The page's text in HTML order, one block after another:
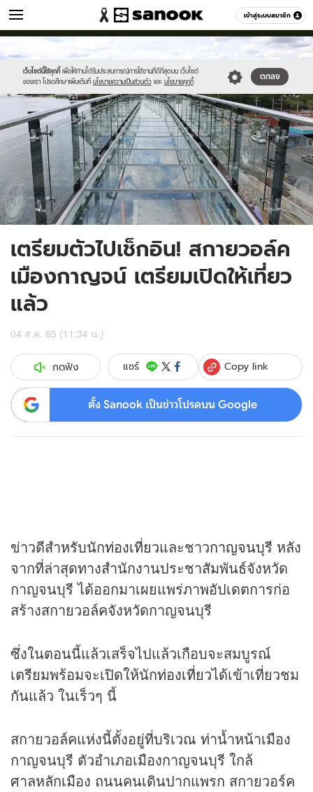
เข้าสู่ระบบสมาชิก
เที่ยว-กิน หมวดอื่นๆ
เว็บไซต์นี้ใช้คุกกี้ เพื่อให้ท่านได้รับประสบการณ์การใช้งานที่ดีที่สุดบน เว็บไซต์
ของเรา โปรดศึกษาเพิ่มเติมที่ นโยบายความเป็นส่วนตัว และ นโยบายคุกกี้
ตกลง
//s.isanook.com/sr/0/images/logo-
new-
sanook.png
//s.isanook.com/tr/0/ud/286/1433649/thr.jpg
เตรียมตัวไปเช็กอิน! สกายวอล์ค
เมืองกาญจน์ เตรียมเปิดให้เที่ยว
แล้ว
04 ส.ค. 65 (11:34 น.)
กดฟัง แชร์ Copy link
ตั้ง Sanook เป็นข่าวโปรดบน Google
ข่าวดีสำหรับนักท่องเที่ยวและชาวกาญจนบุรี หลัง
จากที่ล่าสุดทางสำนักงานประชาสัมพันธ์จังหวัด
กาญจนบุรี ได้ออกมาเผยแพร่ภาพอัปเดตการก่อ
สร้างสกายวอล์คจังหวัดกาญจนบุรี
ซึ่งในตอนนี้แล้วเสร็จไปแล้วเกือบจะสมบูรณ์
เตรียมพร้อมจะเปิดให้นักท่องเที่ยวได้เข้าเที่ยวชม
กันแล้ว ในเร็วๆ นี้
สกายวอล์คแห่งนี้ตั้งอยู่ที่บริเวณ ท่าน้ำหน้าเมือง
กาญจนบุรี ตัวอำเภอเมืองกาญจนบุรี ใกล้
ศาลหลักเมือง ถนนคนเดินปากแพรก สกายวอร์ค